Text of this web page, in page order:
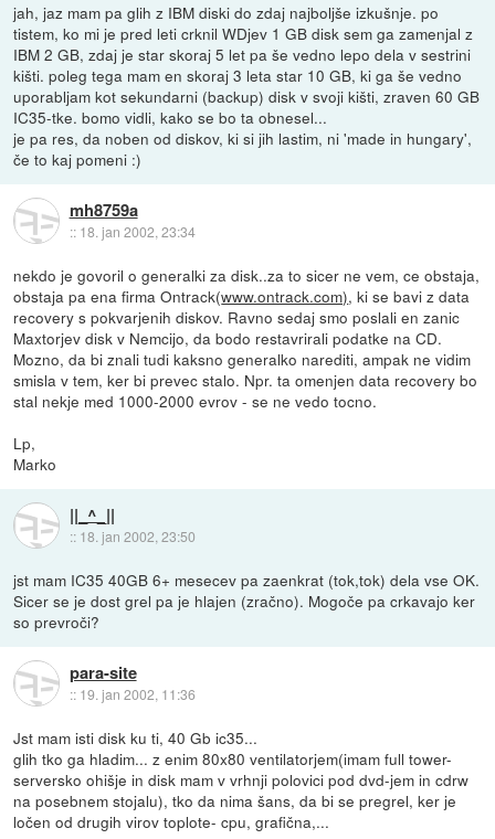
jah, jaz mam pa glih z IBM diski do zdaj najboljše izkušnje. po
tistem, ko mi je pred leti crknil WDjev 1 GB disk sem ga zamenjal z
IBM 2 GB, zdaj je star skoraj 5 let pa še vedno lepo dela v sestrini
kišti. poleg tega mam en skoraj 3 leta star 10 GB, ki ga še vedno
uporabljam kot sekundarni (backup) disk v svoji kišti, zraven 60 GB
IC35-tke. bomo vidli, kako se bo ta obnesel...
je pa res, da noben od diskov, ki si jih lastim, ni 'made in hungary',
če to kaj pomeni :)
mh8759a
:: 18. jan 2002, 23:34
nekdo je govoril o generalki za disk..za to sicer ne vem, ce obstaja,
obstaja pa ena firma Ontrack(www.ontrack.com), ki se bavi z data
recovery s pokvarjenih diskov. Ravno sedaj smo poslali en zanic
Maxtorjev disk v Nemcijo, da bodo restavrirali podatke na CD.
Mozno, da bi znali tudi kaksno generalko narediti, ampak ne vidim
smisla v tem, ker bi prevec stalo. Npr. ta omenjen data recovery bo
stal nekje med 1000-2000 evrov - se ne vedo tocno.
Lp,
Marko
||_^_||
:: 18. jan 2002, 23:50
jst mam IC35 40GB 6+ mesecev pa zaenkrat (tok,tok) dela vse OK.
Sicer se je dost grel pa je hlajen (zračno). Mogoče pa crkavajo ker
so prevroči?
para-site
:: 19. jan 2002, 11:36
Jst mam isti disk ku ti, 40 Gb ic35...
glih tko ga hladim... z enim 80x80 ventilatorjem(imam full tower-
serversko ohišje in disk mam v vrhnji polovici pod dvd-jem in cdrw
na posebnem stojalu), tko da nima šans, da bi se pregrel, ker je
ločen od drugih virov toplote- cpu, grafična,...